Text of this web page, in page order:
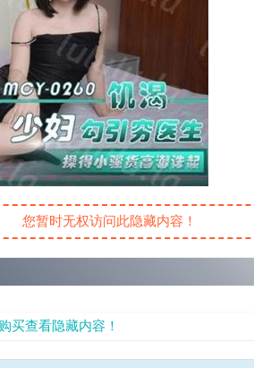
您暂时无权访问此隐藏内容！
买查看隐藏内容！